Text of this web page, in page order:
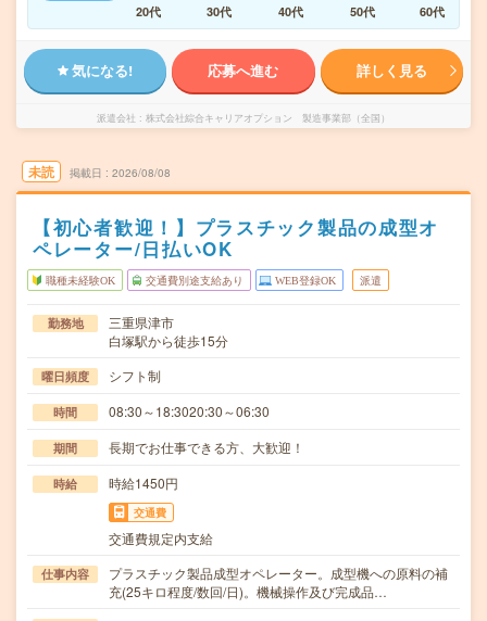
20代
30代 40代 50代 60代
気になる! 応募へ進む 詳しく見る
派遣会社 株式会社綜合キャリアオプション 製造事業部（全国）
未読 掲載日 2026/08/08
【初心者歓迎！】プラスチック製品の成型オ
ペレーター/日払いOK
職種未経験OK 交通費別途支給あり WEB登録OK 派遣
勤務地
三重県津市
白塚駅から徒歩15分
曜日頻度 シフト制
時間 08:30～18:3020:30～06:30
期間 長期でお仕事できる方、大歓迎！
時給 時給1450円
交通費
交通費規定内支給
仕事内容
プラスチック製品成型オペレーター。成型機への原料の補
充(25キロ程度/数回/日)。機械操作及び完成品…